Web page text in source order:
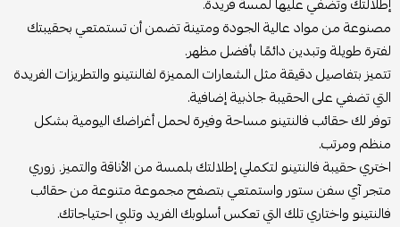
مصنوعة من مواد عالية الجودة ومتينة تضمن أن تستمتعي بحقيبتك
لفترة طويلة وتبدين دائمًا بأفضل مظهر.
تتميز بتفاصيل دقيقة مثل الشعارات المميزة لفالنتينو والتطريزات الفريدة
التي تضفي على الحقيبة جاذبية إضافية.
توفر لك حقائب فالنتينو مساحة وفيرة لحمل أغراضك اليومية بشكل
منظم ومرتب.
اختري حقيبة فالنتينو لتكملي إطلالتك بلمسة من الأناقة والتميز. زوري
متجر آي سفن ستور واستمتعي بتصفح مجموعة متنوعة من حقائب
فالنتينو واختاري تلك التي تعكس أسلوبك الفريد وتلبي احتياجاتك.